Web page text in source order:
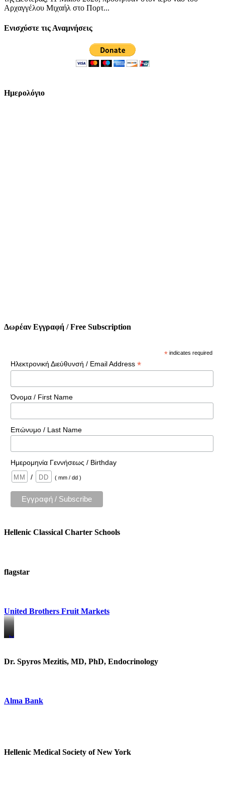
Αρχαγγέλου Μιχαήλ στο Πορτ...
Ενισχύστε τις Αναμνήσεις
Ημερολόγιο
Δωρέαν Εγγραφή / Free Subscription
* indicates required
Ηλεκτρονική Διεύθυνσή / Email Address *
Όνομα / First Name
Επώνυμο / Last Name
Ημερομηνία Γεννήσεως / Birthday
/
( mm / dd )
Hellenic Classical Charter Schools
flagstar
United Brothers Fruit Markets
https://www.unitedbrothersfruitmarkets.com/
https://www.unitedbrothersfruitmarkets.com/
Dr. Spyros Mezitis, MD, PhD, Endocrinology
Alma Bank
Hellenic Medical Society of New York